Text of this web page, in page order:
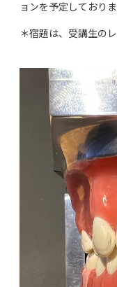
ョンを予定しておりま
＊宿題は、受講生の